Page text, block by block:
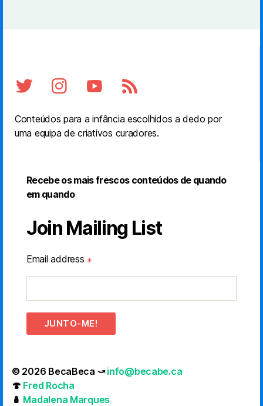
Conteúdos para a infância escolhidos a dedo por
uma equipa de criativos curadores.
Recebe os mais frescos conteúdos de quando
em quando
Join Mailing List
Email address *
JUNTO-ME!
© 2026 BecaBeca ⤻info@becabe.ca
🍄 Fred Rocha
🪆 Madalena Marques